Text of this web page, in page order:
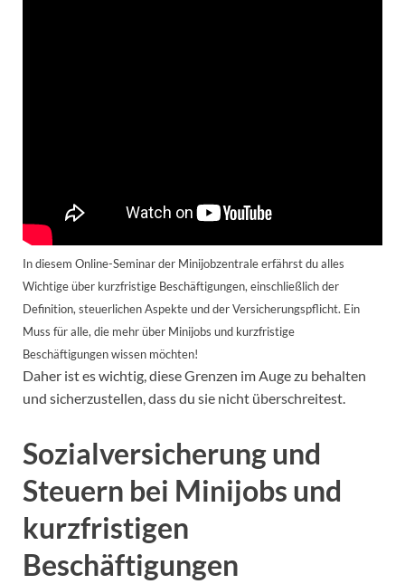
In diesem Online-Seminar der Minijobzentrale erfährst du alles
Wichtige über kurzfristige Beschäftigungen, einschließlich der
Definition, steuerlichen Aspekte und der Versicherungspflicht. Ein
Muss für alle, die mehr über Minijobs und kurzfristige
Beschäftigungen wissen möchten!
Daher ist es wichtig, diese Grenzen im Auge zu behalten
und sicherzustellen, dass du sie nicht überschreitest.
Sozialversicherung und
Steuern bei Minijobs und
kurzfristigen
Beschäftigungen